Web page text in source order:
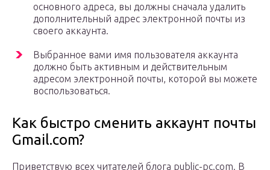
основного адреса, вы должны сначала удалить
дополнительный адрес электронной почты из
своего аккаунта.
Выбранное вами имя пользователя аккаунта
должно быть активным и действительным
адресом электронной почты, которой вы можете
воспользоваться.
Как быстро сменить аккаунт почты
Gmail.com?
Приветствую всех читателей блога public-pc.com. В